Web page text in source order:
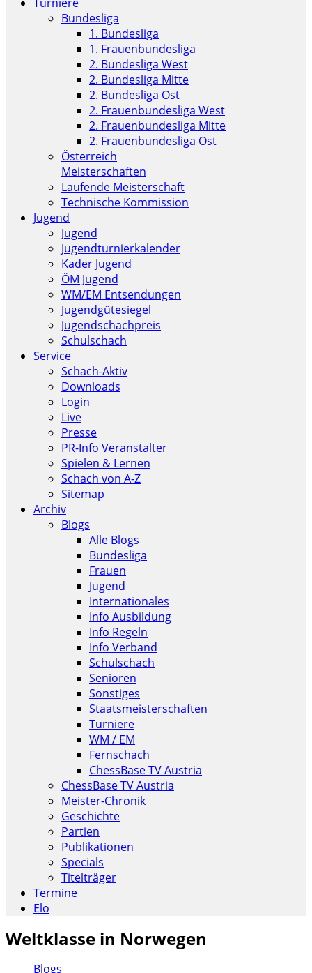
Bundesliga
1. Bundesliga
1. Frauenbundesliga
2. Bundesliga West
2. Bundesliga Mitte
2. Bundesliga Ost
2. Frauenbundesliga West
2. Frauenbundesliga Mitte
2. Frauenbundesliga Ost
Österreich
Meisterschaften
Laufende Meisterschaft
Technische Kommission
Jugend
Jugend
Jugendturnierkalender
Kader Jugend
ÖM Jugend
WM/EM Entsendungen
Jugendgütesiegel
Jugendschachpreis
Schulschach
Service
Schach-Aktiv
Downloads
Login
Live
Presse
PR-Info Veranstalter
Spielen & Lernen
Schach von A-Z
Sitemap
Archiv
Blogs
Alle Blogs
Bundesliga
Frauen
Jugend
Internationales
Info Ausbildung
Info Regeln
Info Verband
Schulschach
Senioren
Sonstiges
Staatsmeisterschaften
Turniere
WM / EM
Fernschach
ChessBase TV Austria
ChessBase TV Austria
Meister-Chronik
Geschichte
Partien
Publikationen
Specials
Titelträger
Termine
Elo
Weltklasse in Norwegen
Blogs